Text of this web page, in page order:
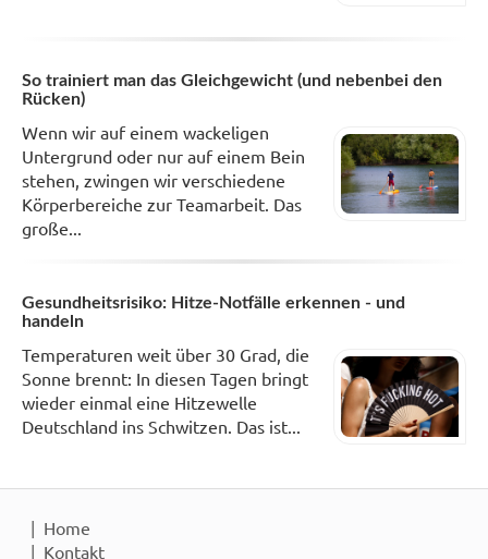
So trainiert man das Gleichgewicht (und nebenbei den
Rücken)
Wenn wir auf einem wackeligen
Untergrund oder nur auf einem Bein
stehen, zwingen wir verschiedene
Körperbereiche zur Teamarbeit. Das
große...
Gesundheitsrisiko: Hitze-Notfälle erkennen - und
handeln
Temperaturen weit über 30 Grad, die
Sonne brennt: In diesen Tagen bringt
wieder einmal eine Hitzewelle
Deutschland ins Schwitzen. Das ist...
Home
Kontakt